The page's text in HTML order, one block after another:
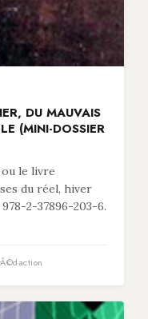
DU MAUVAIS
(MINI-DOSSIER
le livre
du réel, hiver
2-37896-203-6.